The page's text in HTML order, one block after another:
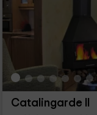
Catalingarde II